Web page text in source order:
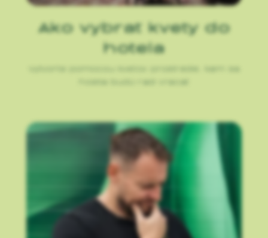
Ako vybrať kvety do
hotela
hostia budú radi vracať